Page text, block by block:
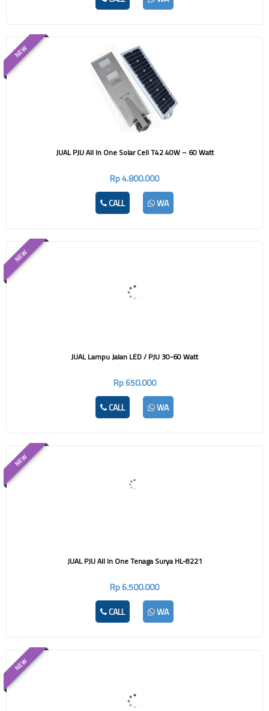
NEW
JUAL PJU All In One Solar Cell T42 40W – 60 Watt
Rp 4.800.000
CALL
WA
NEW
JUAL Lampu Jalan LED / PJU 30-60 Watt
Rp 650.000
CALL
WA
NEW
JUAL PJU All In One Tenaga Surya HL-8221
Rp 6.500.000
CALL
WA
NEW